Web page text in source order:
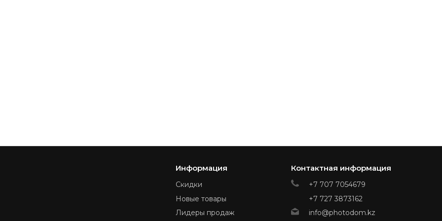
Информация
Скидки
Новые товары
Лидеры продаж
Контактная информация
+7 707 7054679
+7 727 3873162
info@photodom.kz